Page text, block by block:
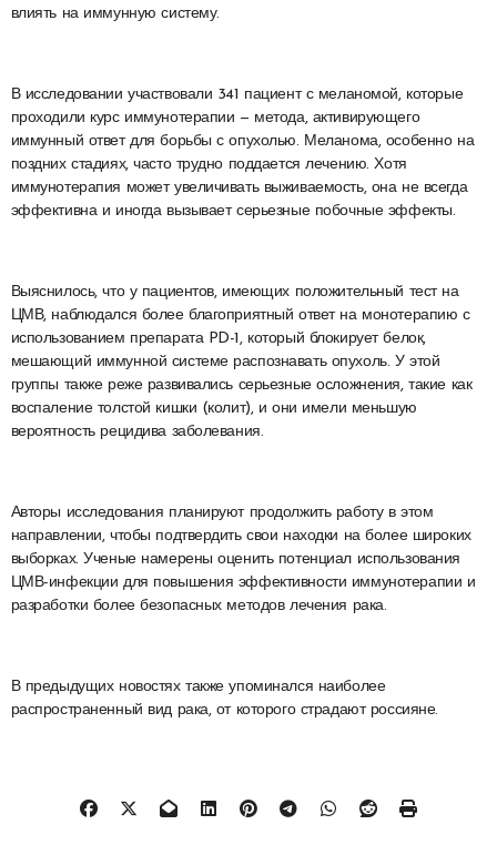
влиять на иммунную систему.
В исследовании участвовали 341 пациент с меланомой, которые
проходили курс иммунотерапии — метода, активирующего
иммунный ответ для борьбы с опухолью. Меланома, особенно на
поздних стадиях, часто трудно поддается лечению. Хотя
иммунотерапия может увеличивать выживаемость, она не всегда
эффективна и иногда вызывает серьезные побочные эффекты.
Выяснилось, что у пациентов, имеющих положительный тест на
ЦМВ, наблюдался более благоприятный ответ на монотерапию с
использованием препарата PD-1, который блокирует белок,
мешающий иммунной системе распознавать опухоль. У этой
группы также реже развивались серьезные осложнения, такие как
воспаление толстой кишки (колит), и они имели меньшую
вероятность рецидива заболевания.
Авторы исследования планируют продолжить работу в этом
направлении, чтобы подтвердить свои находки на более широких
выборках. Ученые намерены оценить потенциал использования
ЦМВ-инфекции для повышения эффективности иммунотерапии и
разработки более безопасных методов лечения рака.
В предыдущих новостях также упоминался наиболее
распространенный вид рака, от которого страдают россияне.